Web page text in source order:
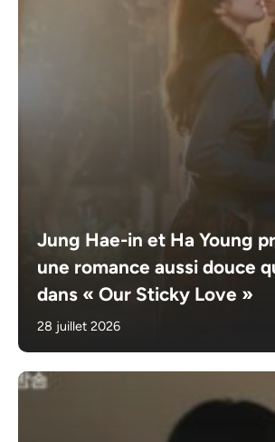
Jung Hae-in et Ha Young
une romance aussi douce
dans « Our Sticky Love »
28 juillet 2026